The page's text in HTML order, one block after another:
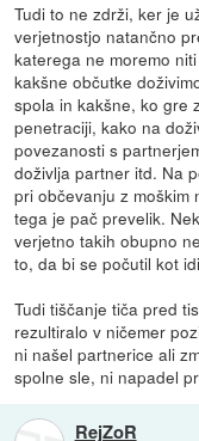
Tudi to ne zdrži, ker je
verjetnostjo natančno
katerega ne moremo
kakšne občutke
spola in kakšne, ko gre
penetraciji, kako na
povezanosti s
doživlja partner itd. Na
pri občevanju z
tega je pač prevelik.
verjetno takih obupno
to, da bi se počutil kot
Tudi tiščanje tiča pred
rezultiralo v ničemer
ni našel partnerice ali
spolne sle, ni napadel
RejZoR